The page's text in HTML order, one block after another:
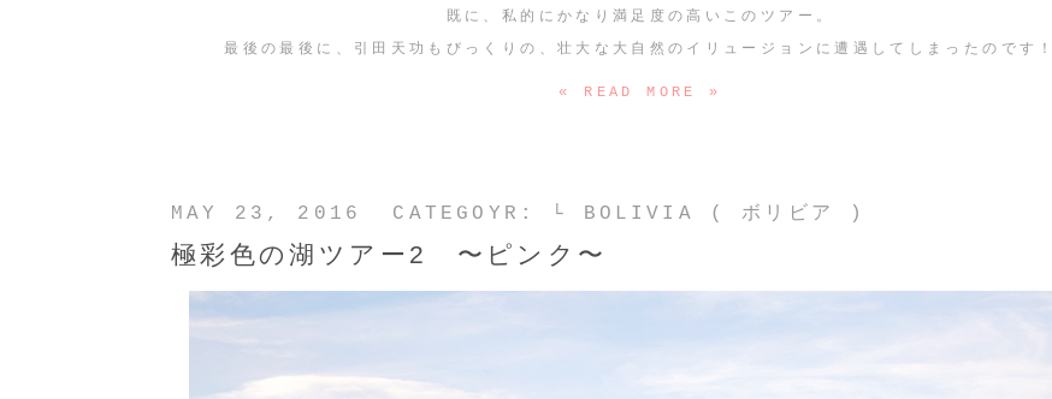
既に、私的にかなり満足度の高いこのツアー。
最後の最後に、引田天功もびっくりの、壮大な大自然のイリュージョンに遭遇してしまったのです！
« READ MORE »
MAY 23, 2016 CATEGOYR: └ BOLIVIA ( ボリビア )
極彩色の湖ツアー2 〜ピンク〜